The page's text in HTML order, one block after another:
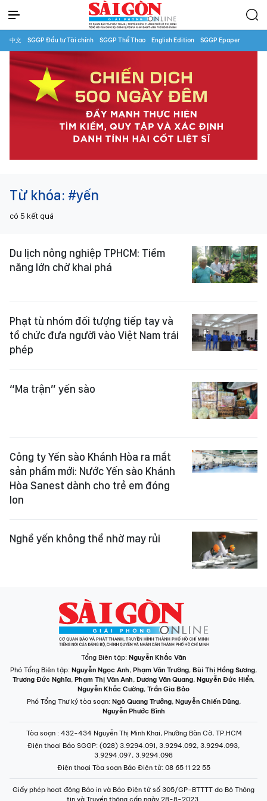
中文 SGGP Đầu tư Tài chính SGGP Thể Thao English Edition SGGP Epaper
Từ khóa: #yến
có 5 kết quả
Du lịch nông nghiệp TPHCM: Tiềm
năng lớn chờ khai phá
Phạt tù nhóm đối tượng tiếp tay và
tổ chức đưa người vào Việt Nam trái
phép
“Ma trận” yến sào
Công ty Yến sào Khánh Hòa ra mắt
sản phẩm mới: Nước Yến sào Khánh
Hòa Sanest dành cho trẻ em đóng
lon
Nghề yến không thể nhờ may rủi
Tổng Biên tập: Nguyễn Khắc Văn
Phó Tổng Biên tập: Nguyễn Ngọc Anh, Phạm Văn Trường, Bùi Thị Hồng Sương,
Trương Đức Nghĩa, Phạm Thị Vân Anh, Dương Văn Quang, Nguyễn Đức Hiển,
Nguyễn Khắc Cường, Trần Gia Bảo
Phó Tổng Thư ký tòa soạn: Ngô Quang Trưởng, Nguyễn Chiến Dũng,
Nguyễn Phước Bình
Tòa soạn : 432-434 Nguyễn Thị Minh Khai, Phường Bàn Cờ, TP.HCM
Điện thoại Báo SGGP: (028) 3.9294.091, 3.9294.092, 3.9294.093,
3.9294.097, 3.9294.098
Điện thoại Tòa soạn Báo Điện tử: 08 65 11 22 55
Giấy phép hoạt động Báo in và Báo Điện tử số 305/GP-BTTTT do Bộ Thông
tin và Truyền thông cấp ngày 28-8-2023.